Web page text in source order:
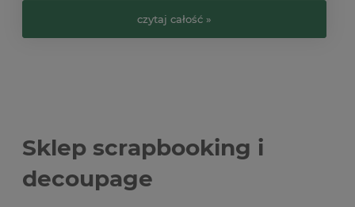
czytaj całość »
Sklep scrapbooking i
decoupage